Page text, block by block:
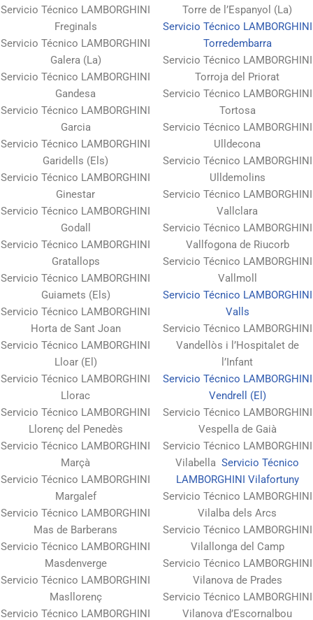
Servicio Técnico LAMBORGHINI
Freginals
Servicio Técnico LAMBORGHINI
Galera (La)
Servicio Técnico LAMBORGHINI
Gandesa
Servicio Técnico LAMBORGHINI
Garcia
Servicio Técnico LAMBORGHINI
Garidells (Els)
Servicio Técnico LAMBORGHINI
Ginestar
Servicio Técnico LAMBORGHINI
Godall
Servicio Técnico LAMBORGHINI
Gratallops
Servicio Técnico LAMBORGHINI
Guiamets (Els)
Servicio Técnico LAMBORGHINI
Horta de Sant Joan
Servicio Técnico LAMBORGHINI
Lloar (El)
Servicio Técnico LAMBORGHINI
Llorac
Servicio Técnico LAMBORGHINI
Llorenç del Penedès
Servicio Técnico LAMBORGHINI
Marçà
Servicio Técnico LAMBORGHINI
Margalef
Servicio Técnico LAMBORGHINI
Mas de Barberans
Servicio Técnico LAMBORGHINI
Masdenverge
Servicio Técnico LAMBORGHINI
Masllorenç
Servicio Técnico LAMBORGHINI
Torre de l’Espanyol (La)
Servicio Técnico LAMBORGHINI
Torredembarra
Servicio Técnico LAMBORGHINI
Torroja del Priorat
Servicio Técnico LAMBORGHINI
Tortosa
Servicio Técnico LAMBORGHINI
Ulldecona
Servicio Técnico LAMBORGHINI
Ulldemolins
Servicio Técnico LAMBORGHINI
Vallclara
Servicio Técnico LAMBORGHINI
Vallfogona de Riucorb
Servicio Técnico LAMBORGHINI
Vallmoll
Servicio Técnico LAMBORGHINI
Valls
Servicio Técnico LAMBORGHINI
Vandellòs i l’Hospitalet de
l’Infant
Servicio Técnico LAMBORGHINI
Vendrell (El)
Servicio Técnico LAMBORGHINI
Vespella de Gaià
Servicio Técnico LAMBORGHINI
VilabellaServicio Técnico
LAMBORGHINI Vilafortuny
Servicio Técnico LAMBORGHINI
Vilalba dels Arcs
Servicio Técnico LAMBORGHINI
Vilallonga del Camp
Servicio Técnico LAMBORGHINI
Vilanova de Prades
Servicio Técnico LAMBORGHINI
Vilanova d’Escornalbou